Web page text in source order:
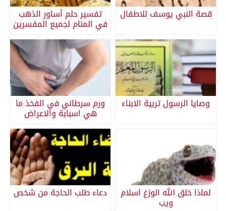
قصة النبي يوسف للاطفال تفسير حلم أساور الذهب
في المنام لجميع المفسرين
وصايا الرسول تربية الابناء ورم سرطاني في الفخذ ما
هي اسبابة والاعراض
لماذا خلق الله الوزغ اسلام
ويب
دعاء طلب الحاجة من شخص